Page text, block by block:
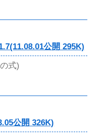
公開 295K)
式)
公開 326K)